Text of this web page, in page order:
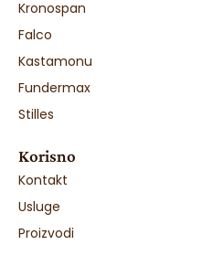
Kronospan
Falco
Kastamonu
Fundermax
Stilles
Korisno
Kontakt
Usluge
Proizvodi